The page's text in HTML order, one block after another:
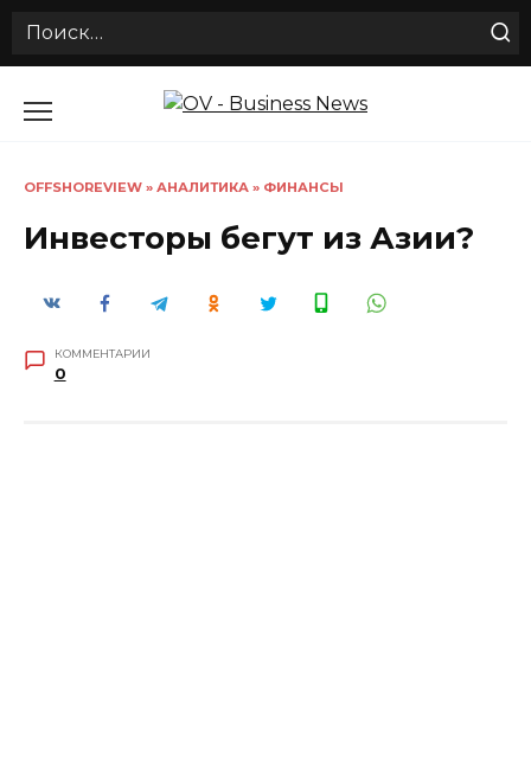
Search
OFFSHOREVIEW » АНАЛИТИКА » ФИНАНСЫ
Инвесторы бегут из Азии?
КОММЕНТАРИИ
0